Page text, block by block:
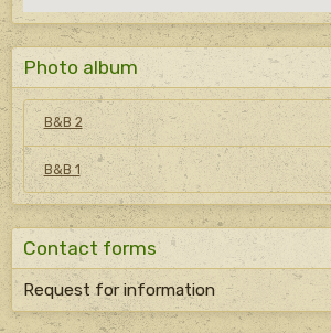
Photo album
B&B 2
B&B 1
Contact forms
Request for information